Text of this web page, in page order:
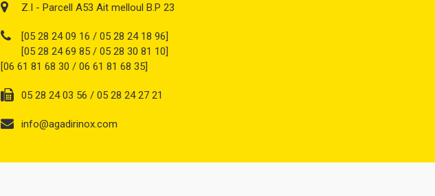
Z.I - Parcell A53 Ait melloul B.P 23
[05 28 24 09 16 / 05 28 24 18 96]
[05 28 24 69 85 / 05 28 30 81 10]
[06 61 81 68 30 / 06 61 81 68 35]
05 28 24 03 56 / 05 28 24 27 21
info@agadirinox.com